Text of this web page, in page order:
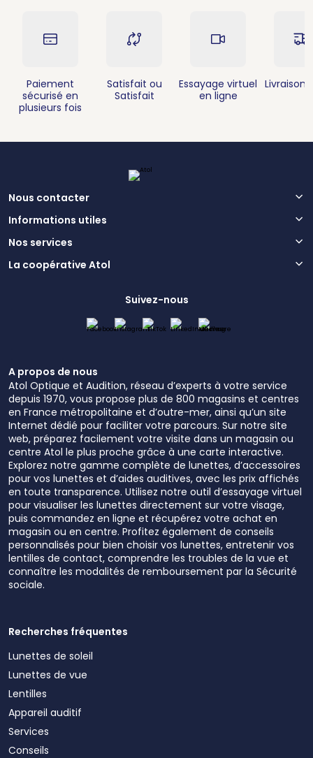
Paiement
sécurisé en
plusieurs fois
Satisfait ou
Satisfait
Essayage virtuel
en ligne
Livraison
Nous contacter
Informations utiles
Nos services
La coopérative Atol
Suivez-nous
A propos de nous
Atol Optique et Audition, réseau d’experts à votre service
depuis 1970, vous propose plus de 800 magasins et centres
en France métropolitaine et d’outre-mer, ainsi qu’un site
Internet dédié pour faciliter votre parcours. Sur notre site
web, préparez facilement votre visite dans un magasin ou
centre Atol le plus proche grâce à une carte interactive.
Explorez notre gamme complète de lunettes, d’accessoires
pour vos lunettes et d’aides auditives, avec les prix affichés
en toute transparence. Utilisez notre outil d’essayage virtuel
pour visualiser les lunettes directement sur votre visage,
puis commandez en ligne et récupérez votre achat en
magasin ou en centre. Profitez également de conseils
personnalisés pour bien choisir vos lunettes, entretenir vos
lentilles de contact, comprendre les troubles de la vue et
connaître les modalités de remboursement par la Sécurité
sociale.
Recherches fréquentes
Lunettes de soleil
Lunettes de vue
Lentilles
Appareil auditif
Services
Conseils